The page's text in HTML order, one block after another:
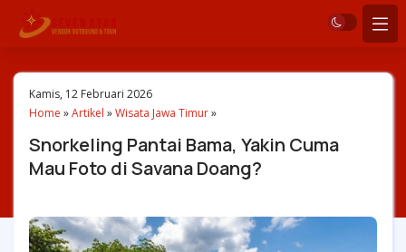
Kamis, 12 Februari 2026
Home »Artikel »Wisata Jawa Timur»
Snorkeling Pantai Bama, Yakin Cuma
Mau Foto di Savana Doang?